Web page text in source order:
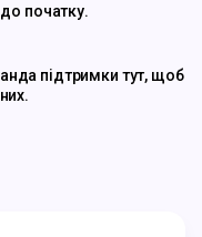
початку.
підтримки тут, щоб